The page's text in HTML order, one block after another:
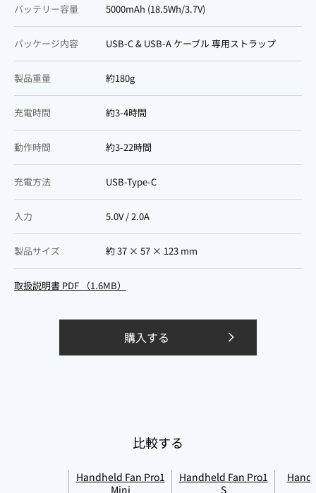
バッテリー容量 5000mAh (18.5Wh/3.7V)
パッケージ内容 USB-C & USB-A ケーブル 専用ストラップ
製品重量 約180g
充電時間 約3-4時間
動作時間 約3-22時間
充電方法 USB-Type-C
入力 5.0V / 2.0A
製品サイズ 約 37 × 57 × 123 mm
取扱説明書 PDF （1.6MB）
購入する
比較する
Handheld Fan Pro1
Mini
Handheld Fan Pro1
S